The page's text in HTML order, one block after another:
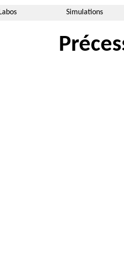
Labos Simulations